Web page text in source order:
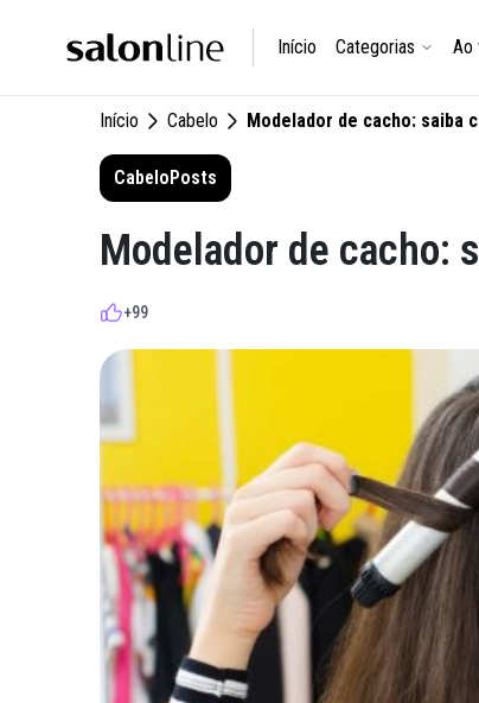
Início Categorias Ao
Início Cabelo Modelador de cacho: saiba
CabeloPosts
Modelador de cacho:
+99